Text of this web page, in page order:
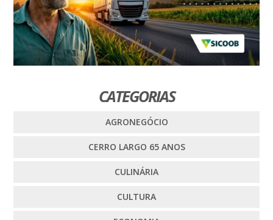
CATEGORIAS
AGRONEGÓCIO
CERRO LARGO 65 ANOS
CULINÁRIA
CULTURA